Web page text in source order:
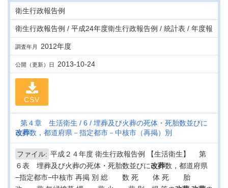
衛生行政報告例
衛生行政報告例 / 平成24年度衛生行政報告例 / 統計表 / 年度報
調査年月 2012年度
公開（更新）日 2013-10-24
CSV
第４章 生活衛生 6
埋葬及び火葬の死体・死胎数並びに
改葬数，都道府県－指定都市－中核市（再掲）別
ファイル: 平成２４年度 衛生行政報告例 【生活衛生】 第
６表 埋葬及び火葬の死体・死胎数並びに改葬数，都道府県
−指定都市−中核市 再掲 別 総 数 死 体 死 胎